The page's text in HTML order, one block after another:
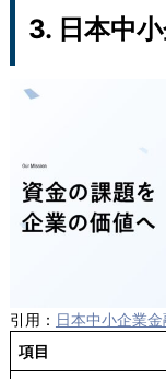
3. 日本中
引用： 日本中小企業
項目